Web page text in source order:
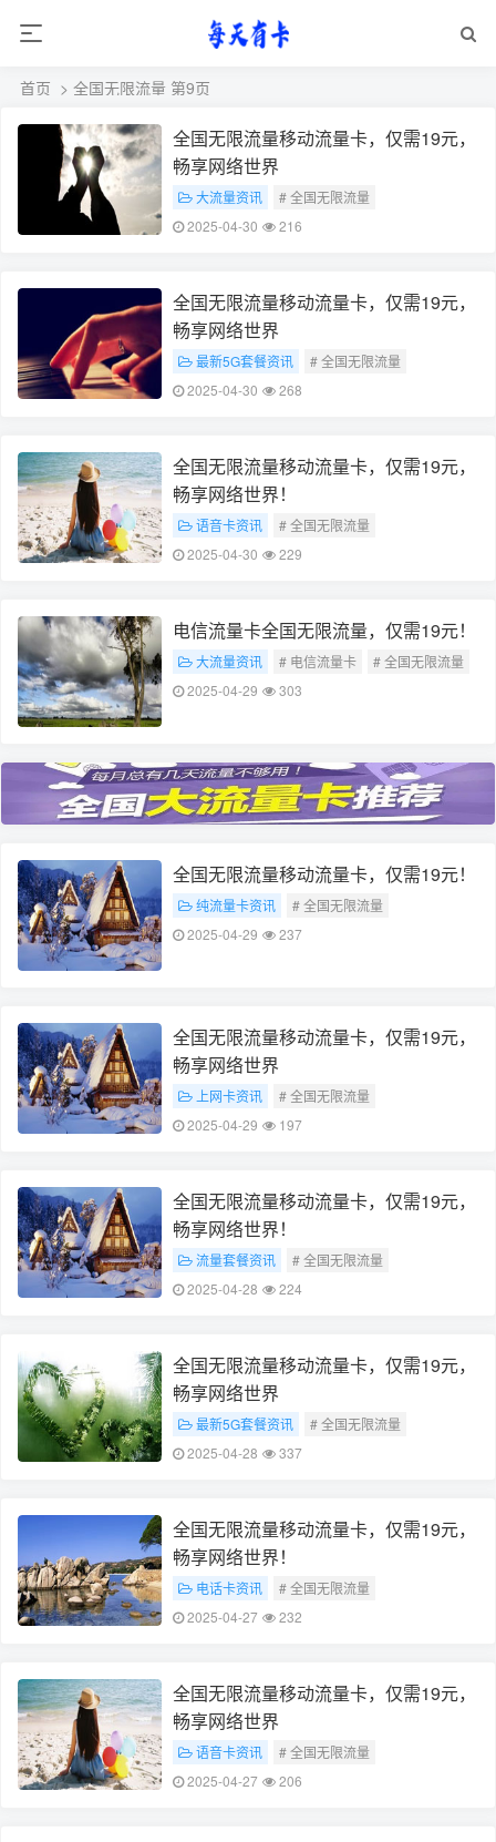
首页 > 全国无限流量 第9页
全国无限流量移动流量卡，仅需19元，
畅享网络世界
大流量资讯
# 全国无限流量
# 19元移动流量卡
2025-04-30 216
全国无限流量移动流量卡，仅需19元，
畅享网络世界
最新5G套餐资讯
# 全国无限流量
# 19元移动流量卡
2025-04-30 268
全国无限流量移动流量卡，仅需19元，
畅享网络世界！
语音卡资讯
# 全国无限流量
# 19元移动流量卡
2025-04-30 229
电信流量卡全国无限流量，仅需19元！
大流量资讯 # 电信流量卡
# 全国无限流量
2025-04-29
303
全国无限流量移动流量卡，仅需19元！
纯流量卡资讯
# 全国无限流量
# 移动流量卡（或称移动套餐）
2025-04-29 237
全国无限流量移动流量卡，仅需19元，
畅享网络世界
上网卡资讯
# 全国无限流量
# 19元移动流量卡
2025-04-29 197
全国无限流量移动流量卡，仅需19元，
畅享网络世界！
流量套餐资讯
# 全国无限流量
# 19元移动流量卡
2025-04-28 224
全国无限流量移动流量卡，仅需19元，
畅享网络世界
最新5G套餐资讯
# 全国无限流量
# 19元移动流量卡
2025-04-28 337
全国无限流量移动流量卡，仅需19元，
畅享网络世界！
电话卡资讯
# 全国无限流量
# 移动流量卡（或 19元套餐）
2025-04-27 232
全国无限流量移动流量卡，仅需19元，
畅享网络世界
语音卡资讯
# 全国无限流量
# 19元移动流量卡
2025-04-27 206